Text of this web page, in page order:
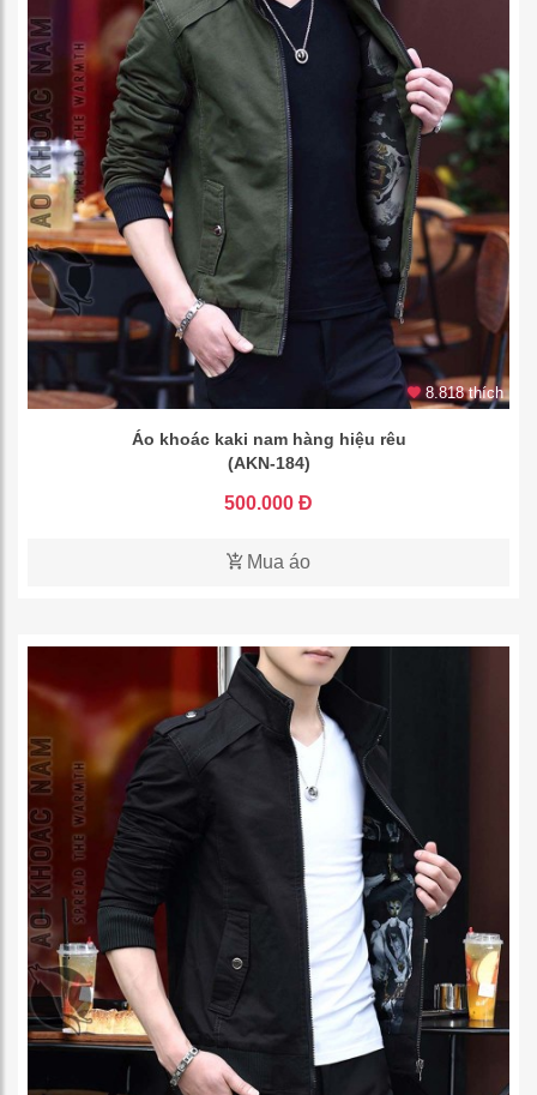
8.818 thích
Áo khoác kaki nam hàng hiệu rêu
(AKN-184)
500.000 Đ
Mua áo